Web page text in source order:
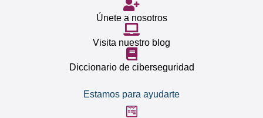
Únete a nosotros
Visita nuestro blog
Diccionario de ciberseguridad
Estamos para ayudarte